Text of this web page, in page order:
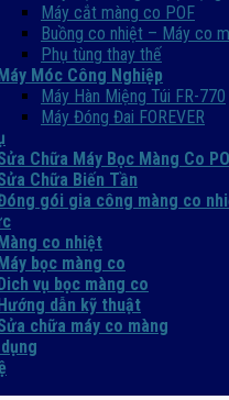
Máy cắt màng co POF
Buồng co nhiệt – Máy co
Phụ tùng thay thế
Móc Công Nghiệp
Máy Hàn Miệng Túi FR-770
Máy Đóng Đai FOREVER
Chữa Máy Bọc Màng Co
Chữa Biến Tần
gói gia công màng co
co nhiệt
bọc màng co
vụ bọc màng co
dẫn kỹ thuật
chữa máy co màng